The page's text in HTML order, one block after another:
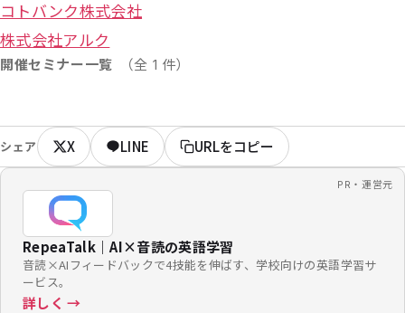
コトバンク株式会社
株式会社アルク
開催セミナー一覧 （全 1 件）
シェア X LINE URLをコピー
PR・運営元
RepeaTalk｜AI×音読の英語学習
音読×AIフィードバックで4技能を伸ばす、学校向けの英語学習サ
ービス。
詳しく →